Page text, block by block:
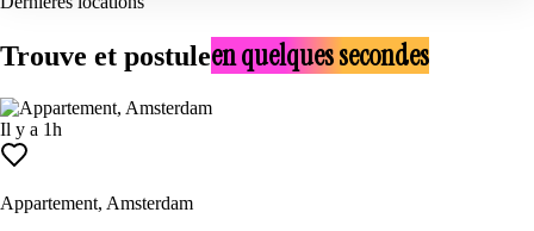
Trouve et postuleen quelques secondes
Il y a 1h
Appartement, Amsterdam